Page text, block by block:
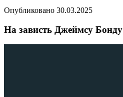
Опубликовано 30.03.2025
На зависть Джеймсу Бонду